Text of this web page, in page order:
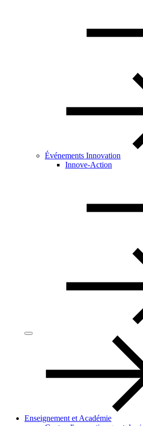
Événements Innovation
Innove-Action
Enseignement et Académie